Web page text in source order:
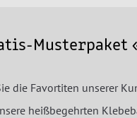
Musterpaket
die Favortiten unserer
heißbegehrten